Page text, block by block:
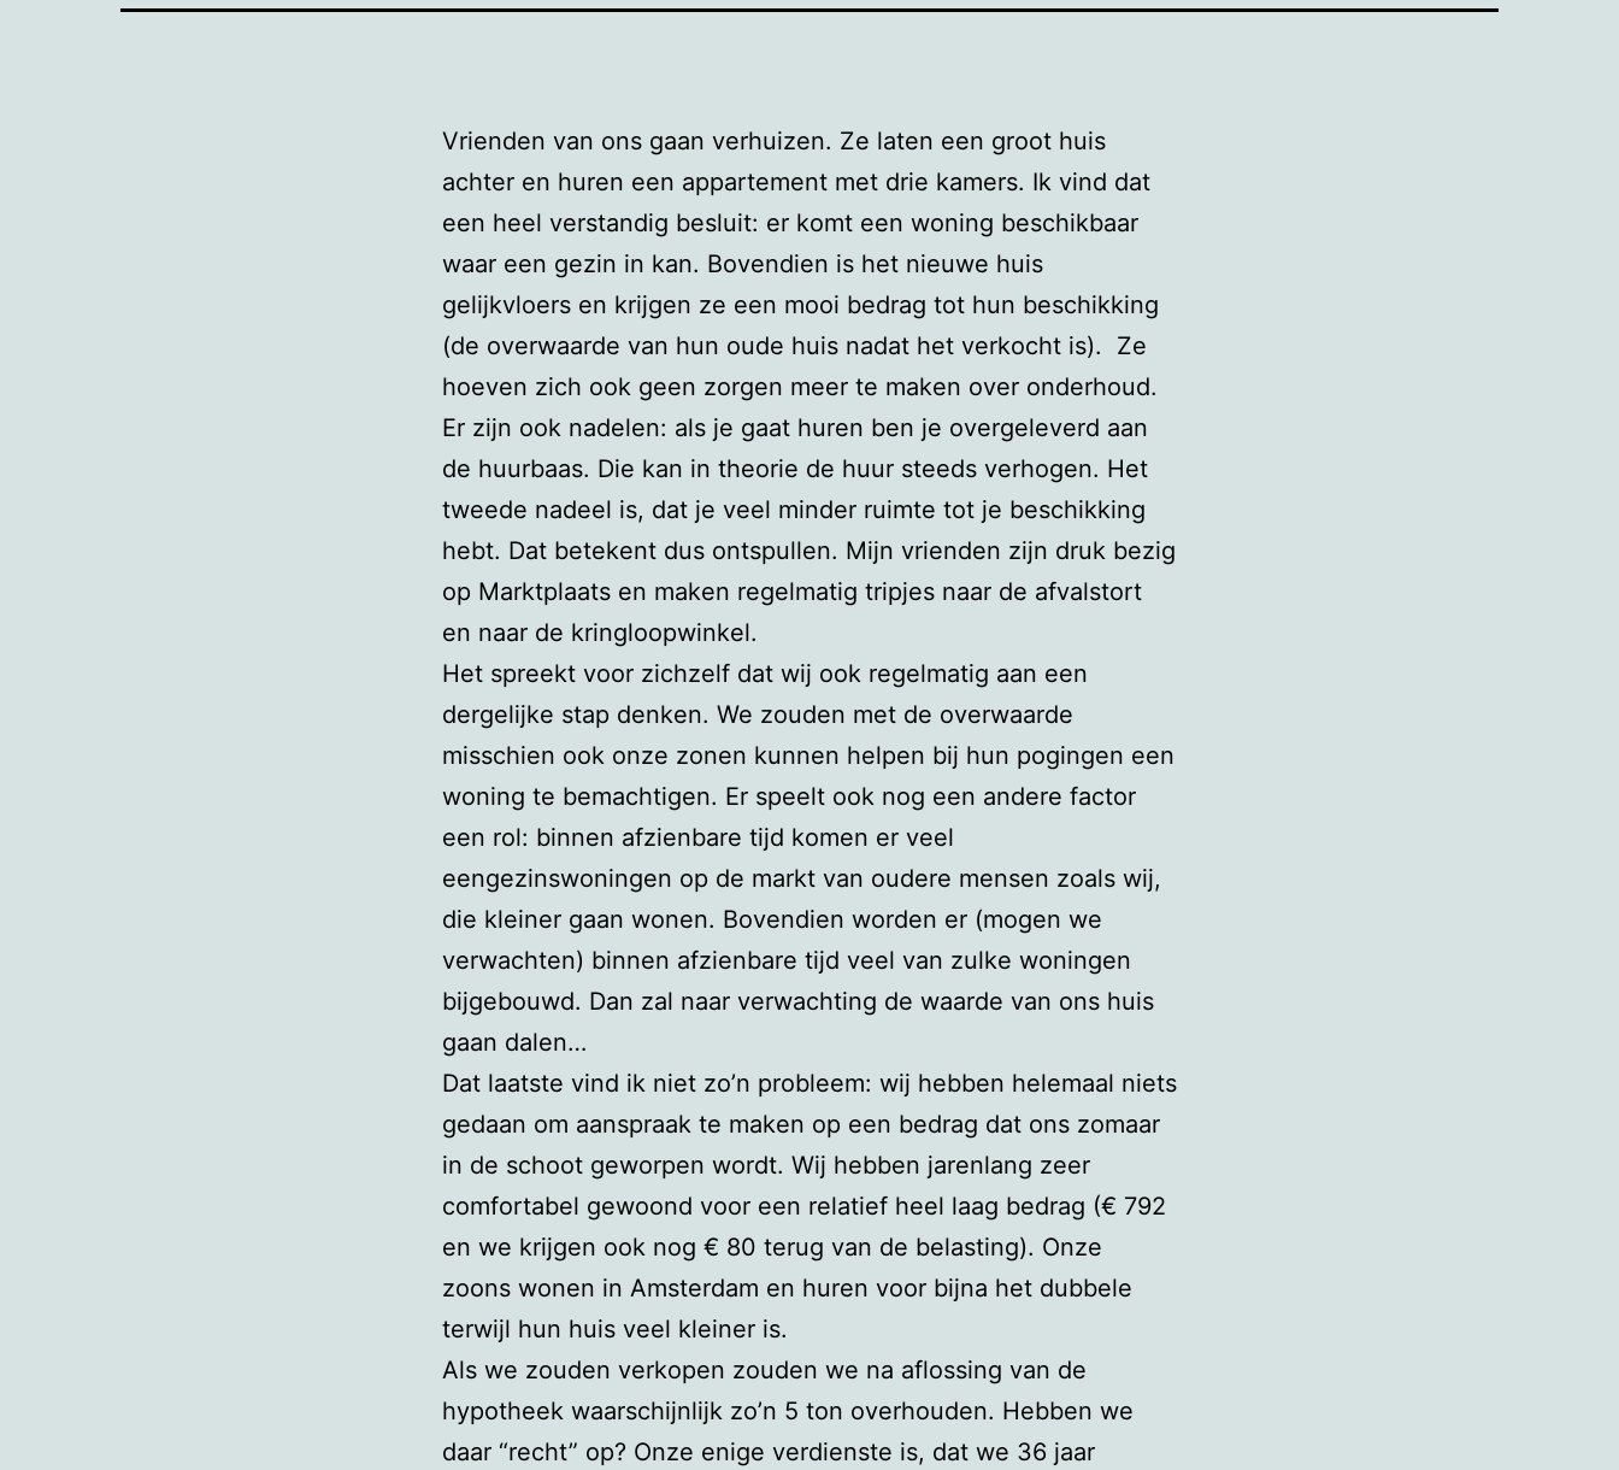
Vrienden van ons gaan verhuizen. Ze laten een groot huis
achter en huren een appartement met drie kamers. Ik vind dat
een heel verstandig besluit: er komt een woning beschikbaar
waar een gezin in kan. Bovendien is het nieuwe huis
gelijkvloers en krijgen ze een mooi bedrag tot hun beschikking
(de overwaarde van hun oude huis nadat het verkocht is). Ze
hoeven zich ook geen zorgen meer te maken over onderhoud.
Er zijn ook nadelen: als je gaat huren ben je overgeleverd aan
de huurbaas. Die kan in theorie de huur steeds verhogen. Het
tweede nadeel is, dat je veel minder ruimte tot je beschikking
hebt. Dat betekent dus ontspullen. Mijn vrienden zijn druk bezig
op Marktplaats en maken regelmatig tripjes naar de afvalstort
en naar de kringloopwinkel.
Het spreekt voor zichzelf dat wij ook regelmatig aan een
dergelijke stap denken. We zouden met de overwaarde
misschien ook onze zonen kunnen helpen bij hun pogingen een
woning te bemachtigen. Er speelt ook nog een andere factor
een rol: binnen afzienbare tijd komen er veel
eengezinswoningen op de markt van oudere mensen zoals wij,
die kleiner gaan wonen. Bovendien worden er (mogen we
verwachten) binnen afzienbare tijd veel van zulke woningen
bijgebouwd. Dan zal naar verwachting de waarde van ons huis
gaan dalen…
Dat laatste vind ik niet zo’n probleem: wij hebben helemaal niets
gedaan om aanspraak te maken op een bedrag dat ons zomaar
in de schoot geworpen wordt. Wij hebben jarenlang zeer
comfortabel gewoond voor een relatief heel laag bedrag (€ 792
en we krijgen ook nog € 80 terug van de belasting). Onze
zoons wonen in Amsterdam en huren voor bijna het dubbele
terwijl hun huis veel kleiner is.
Als we zouden verkopen zouden we na aflossing van de
hypotheek waarschijnlijk zo’n 5 ton overhouden. Hebben we
daar “recht” op? Onze enige verdienste is, dat we 36 jaar